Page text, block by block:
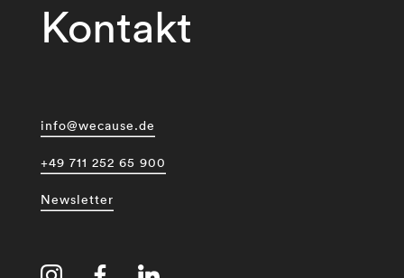
Kontakt
info@wecause.de
+49 711 252 65 900
Newsletter